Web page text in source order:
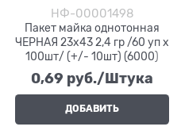
НФ-00001498
Пакет майка однотонная
ЧЕРНАЯ 23х43 2,4 гр /60 уп х
100шт/ (+/- 10шт) (6000)
0,69 руб./Штука
ДОБАВИТЬ